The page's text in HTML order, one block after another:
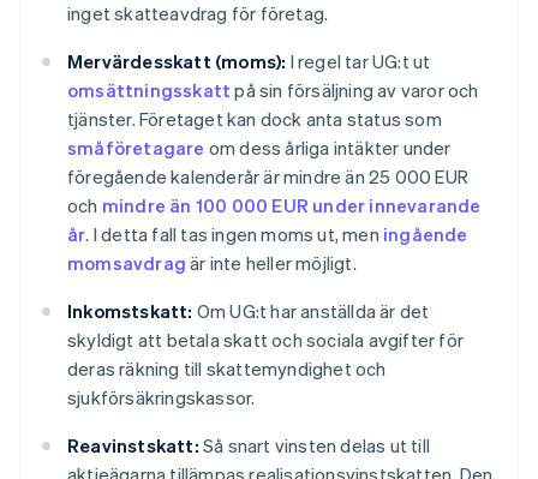
inget skatteavdrag för företag.
Mervärdesskatt (moms): I regel tar UG:t ut
omsättningsskatt på sin försäljning av varor och
tjänster. Företaget kan dock anta status som
småföretagare om dess årliga intäkter under
föregående kalenderår är mindre än 25 000 EUR
och mindre än 100 000 EUR under innevarande
år. I detta fall tas ingen moms ut, men ingående
momsavdrag är inte heller möjligt.
Inkomstskatt: Om UG:t har anställda är det
skyldigt att betala skatt och sociala avgifter för
deras räkning till skattemyndighet och
sjukförsäkringskassor.
Reavinstskatt: Så snart vinsten delas ut till